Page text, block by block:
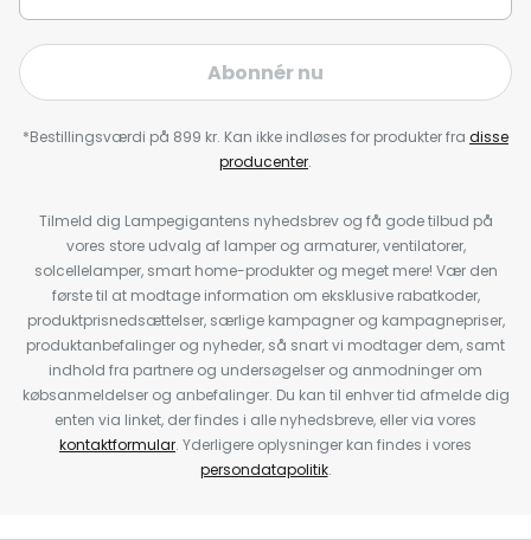
Abonnér nu
*Bestillingsværdi på 899 kr. Kan ikke indløses for produkter fra disse
producenter.
Tilmeld dig Lampegigantens nyhedsbrev og få gode tilbud på
vores store udvalg af lamper og armaturer, ventilatorer,
solcellelamper, smart home-produkter og meget mere! Vær den
første til at modtage information om eksklusive rabatkoder,
produktprisnedsættelser, særlige kampagner og kampagnepriser,
produktanbefalinger og nyheder, så snart vi modtager dem, samt
indhold fra partnere og undersøgelser og anmodninger om
købsanmeldelser og anbefalinger. Du kan til enhver tid afmelde dig
enten via linket, der findes i alle nyhedsbreve, eller via vores
kontaktformular. Yderligere oplysninger kan findes i vores
persondatapolitik.